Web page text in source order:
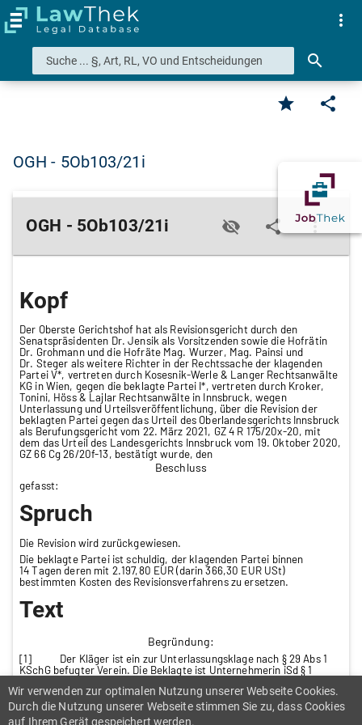
search
more_vert
star share
OGH - 5Ob103/21i
OGH - 5Ob103/21i visibility_off share more_vert
Kopf
Der Oberste Gerichtshof hat als Revisionsgericht durch den
Senatspräsidenten Dr. Jensik als Vorsitzenden sowie die Hofrätin
Dr. Grohmann und die Hofräte Mag. Wurzer, Mag. Painsi und
Dr. Steger als weitere Richter in der Rechtssache der klagenden
Partei V*, vertreten durch Kosesnik-Werle & Langer Rechtsanwälte
KG in Wien, gegen die beklagte Partei I*, vertreten durch Kroker,
Tonini, Höss & Lajlar Rechtsanwälte in Innsbruck, wegen
Unterlassung und Urteilsveröffentlichung, über die Revision der
beklagten Partei gegen das Urteil des Oberlandesgerichts Innsbruck
als Berufungsgericht vom 22. März 2021, GZ 4 R 175/20x-20, mit
dem das Urteil des Landesgerichts Innsbruck vom 19. Oktober 2020,
GZ 66 Cg 26/20f-13, bestätigt wurde, den
Beschluss
gefasst:
Spruch
Die Revision wird zurückgewiesen.
Die beklagte Partei ist schuldig, der klagenden Partei binnen
14 Tagen deren mit 2.197,80 EUR (darin 366,30 EUR USt)
bestimmten Kosten des Revisionsverfahrens zu ersetzen.
Text
Begründung:
[1] Der Kläger ist ein zur Unterlassungsklage nach § 29 Abs 1
KSchG befugter Verein. Die Beklagte ist Unternehmerin iSd § 1
und Wasserversorgung, Abfall- und Abwasserentsorgung sowie
Bäder und schließt mit Verbrauchern unbefristete
Energielieferverträge ab. Sie legt diesen „Allgemeine
Wir verwenden zur optimalen Nutzung unserer Webseite Cookies.
Durch die Nutzung unserer Webseite stimmen Sie zu, dass Cookies
auf Ihrem Gerät gespeichert werden.